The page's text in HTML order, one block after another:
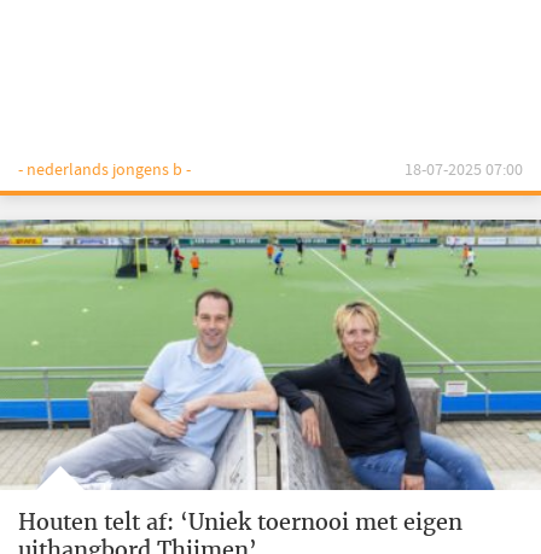
- nederlands jongens b - 18-07-2025 07:00
Houten telt af: ‘Uniek toernooi met eigen